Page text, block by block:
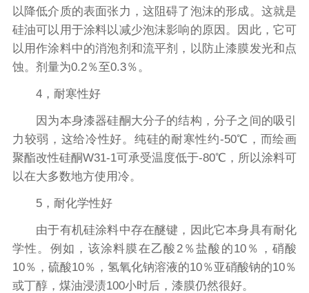
以降低介质的表面张力，这阻碍了泡沫的形成。这就是
硅油可以用于涂料以减少泡沫影响的原因。因此，它可
以用作涂料中的消泡剂和流平剂，以防止漆膜发光和点
蚀。剂量为0.2％至0.3％。
4，耐寒性好
因为本身漆器硅酮大分子的结构，分子之间的吸引
力较弱，这给冷性好。纯硅的耐寒性约-50℃，而绘画
聚酯改性硅酮W31-1可承受温度低于-80℃，所以涂料可
以在大多数地方使用冷。
5，耐化学性好
由于有机硅涂料中存在醚键，因此它本身具有耐化
学性。例如，该涂料膜在乙酸2％盐酸的10％，硝酸
10％，硫酸10％，氢氧化钠溶液的10％亚硝酸钠的10％
或丁醇，煤油浸渍100小时后，漆膜仍然很好。